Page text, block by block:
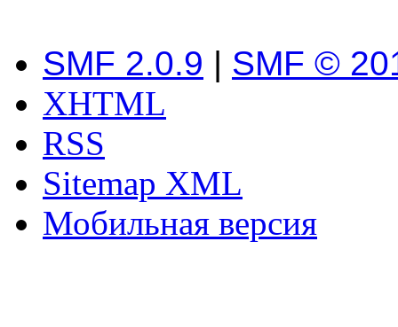
SMF 2.0.9 | SMF ©
XHTML
RSS
Sitemap XML
Мобильная версия